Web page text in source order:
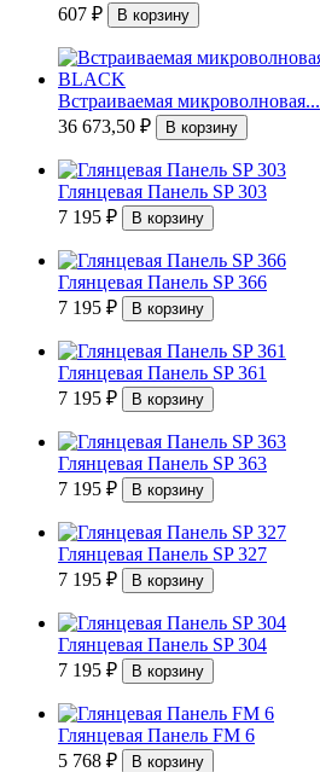
607 ₽
Встраиваемая микроволновая...
36 673,50 ₽
Глянцевая Панель SP 303
7 195 ₽
Глянцевая Панель SP 366
7 195 ₽
Глянцевая Панель SP 361
7 195 ₽
Глянцевая Панель SP 363
7 195 ₽
Глянцевая Панель SP 327
7 195 ₽
Глянцевая Панель SP 304
7 195 ₽
Глянцевая Панель FM 6
5 768 ₽